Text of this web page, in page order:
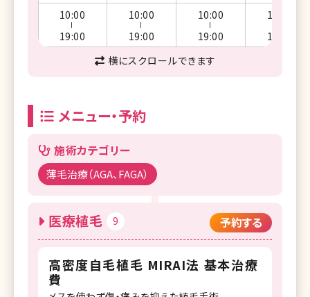
10:00
19:00
10:00
19:00
10:00
19:00
10:00
19:00
横にスクロールできます
メニュー・予約
施術カテゴリー
薄毛治療（AGA、FAGA）
医療植毛 9 予約する
高密度自毛植毛 MIRAI法 基本治療
費